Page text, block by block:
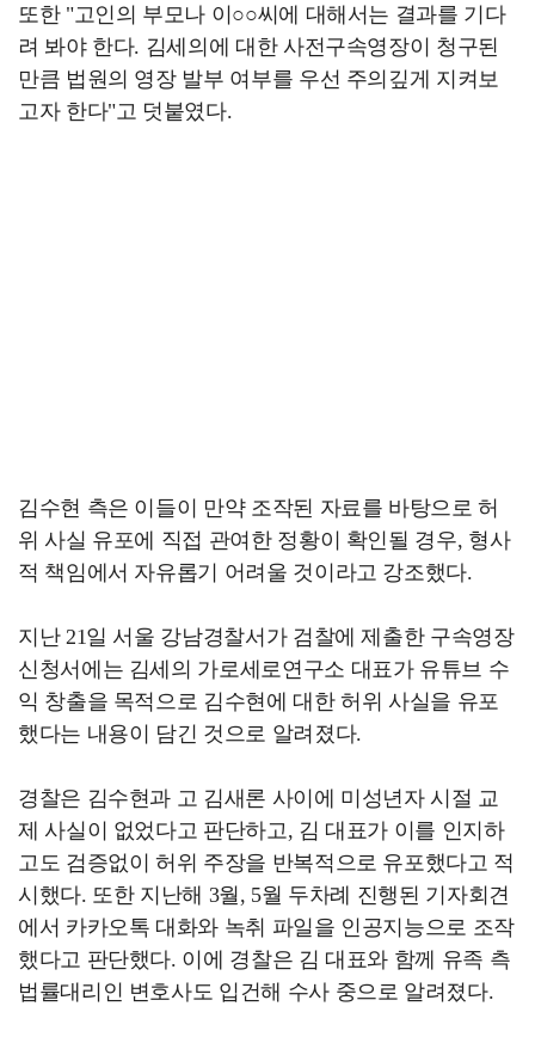
또한 "고인의 부모나 이○○씨에 대해서는 결과를 기다
려 봐야 한다. 김세의에 대한 사전구속영장이 청구된
만큼 법원의 영장 발부 여부를 우선 주의깊게 지켜보
고자 한다"고 덧붙였다.
김수현 측은 이들이 만약 조작된 자료를 바탕으로 허
위 사실 유포에 직접 관여한 정황이 확인될 경우, 형사
적 책임에서 자유롭기 어려울 것이라고 강조했다.
지난 21일 서울 강남경찰서가 검찰에 제출한 구속영장
신청서에는 김세의 가로세로연구소 대표가 유튜브 수
익 창출을 목적으로 김수현에 대한 허위 사실을 유포
했다는 내용이 담긴 것으로 알려졌다.
경찰은 김수현과 고 김새론 사이에 미성년자 시절 교
제 사실이 없었다고 판단하고, 김 대표가 이를 인지하
고도 검증없이 허위 주장을 반복적으로 유포했다고 적
시했다. 또한 지난해 3월, 5월 두차례 진행된 기자회견
에서 카카오톡 대화와 녹취 파일을 인공지능으로 조작
했다고 판단했다. 이에 경찰은 김 대표와 함께 유족 측
법률대리인 변호사도 입건해 수사 중으로 알려졌다.